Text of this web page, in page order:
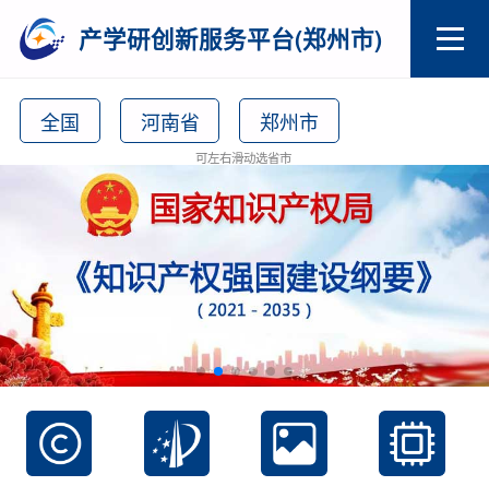
产学研创新服务平台(郑州市)
全国 河南省 郑州市
可左右滑动选省市